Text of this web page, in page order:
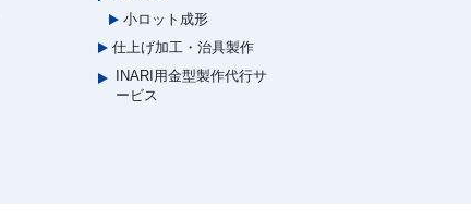
小ロット成形
仕上げ加工・治具製作
INARI用金型製作代行サ
ービス